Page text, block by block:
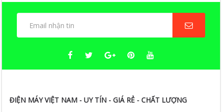
ĐIỆN MÁY VIỆT NAM - UY TÍN - GIÁ RẺ - CHẤT LƯỢNG